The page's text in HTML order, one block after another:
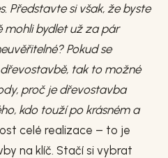
Představte si však, že byste
mohli bydlet už za pár
Pokud se
tak to možné
proč je dřevostavba
kdo touží po krásném a
celé realizace – to je
na klíč. Stačí si vybrat